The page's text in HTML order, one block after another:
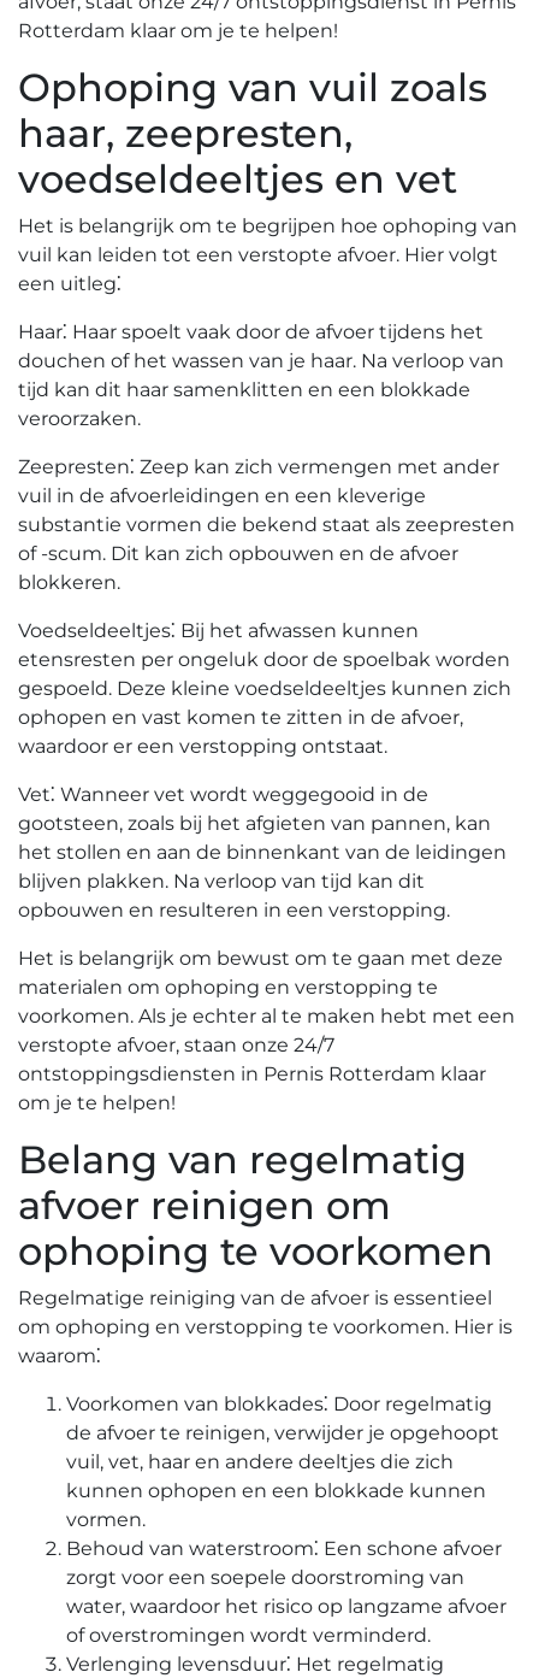
Rotterdam klaar om je te helpen!
Ophoping van vuil zoals
haar, zeepresten,
voedseldeeltjes en vet
Het is belangrijk om te begrijpen hoe ophoping van
vuil kan leiden tot een verstopte afvoer.​ Hier volgt
een uitleg⁚
Haar⁚ Haar spoelt vaak door de afvoer tijdens het
douchen of het wassen van je haar. Na verloop van
tijd kan dit haar samenklitten en een blokkade
veroorzaken.
Zeepresten⁚ Zeep kan zich vermengen met ander
vuil in de afvoerleidingen en een kleverige
substantie vormen die bekend staat als zeepresten
of -scum.​ Dit kan zich opbouwen en de afvoer
blokkeren.​
Voedseldeeltjes⁚ Bij het afwassen kunnen
etensresten per ongeluk door de spoelbak worden
gespoeld. Deze kleine voedseldeeltjes kunnen zich
ophopen en vast komen te zitten in de afvoer,
waardoor er een verstopping ontstaat.​
Vet⁚ Wanneer vet wordt weggegooid in de
gootsteen, zoals bij het afgieten van pannen, kan
het stollen en aan de binnenkant van de leidingen
blijven plakken.​ Na verloop van tijd kan dit
opbouwen en resulteren in een verstopping.
Het is belangrijk om bewust om te gaan met deze
materialen om ophoping en verstopping te
voorkomen.​ Als je echter al te maken hebt met een
verstopte afvoer, staan onze 24/7
ontstoppingsdiensten in Pernis Rotterdam klaar
om je te helpen!​
Belang van regelmatig
afvoer reinigen om
ophoping te voorkomen
Regelmatige reiniging van de afvoer is essentieel
om ophoping en verstopping te voorkomen.​ Hier is
waarom⁚
Voorkomen van blokkades⁚ Door regelmatig
de afvoer te reinigen, verwijder je opgehoopt
vuil, vet, haar en andere deeltjes die zich
kunnen ophopen en een blokkade kunnen
vormen.​
Behoud van waterstroom⁚ Een schone afvoer
zorgt voor een soepele doorstroming van
water, waardoor het risico op langzame afvoer
of overstromingen wordt verminderd.​
Verlenging levensduur⁚ Het regelmatig